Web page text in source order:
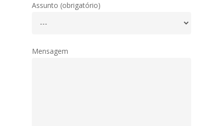
Assunto (obrigatório)
Mensagem